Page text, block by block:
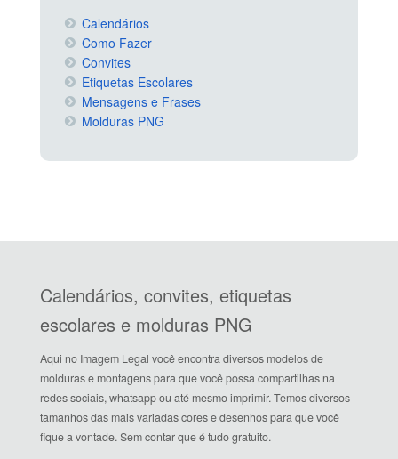
Calendários
Como Fazer
Convites
Etiquetas Escolares
Mensagens e Frases
Molduras PNG
Calendários, convites, etiquetas
escolares e molduras PNG
Aqui no Imagem Legal você encontra diversos modelos de
molduras e montagens para que você possa compartilhas na
redes sociais, whatsapp ou até mesmo imprimir. Temos diversos
tamanhos das mais variadas cores e desenhos para que você
fique a vontade. Sem contar que é tudo gratuito.